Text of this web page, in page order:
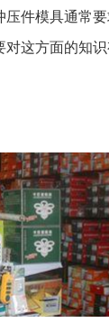
压件模具通常
这方面的知